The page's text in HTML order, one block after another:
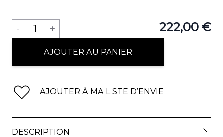
222,00 €
Quantité
- 1 +
AJOUTER AU PANIER
AJOUTER À MA LISTE D’ENVIE
DESCRIPTION